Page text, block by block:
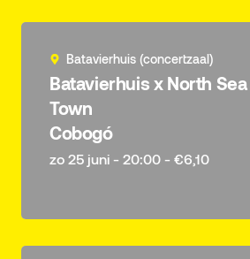
Batavierhuis (concertzaal)
Batavierhuis x North
Town
Cobogó
zo 25 juni - 20:00 - €6,10